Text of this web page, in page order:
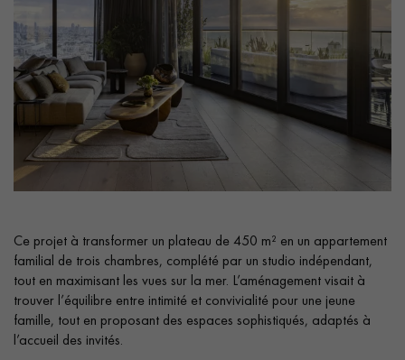
Un expert Décoplus Parquets vous appelle
Demandez un rendez-vous personnalisé
Obtenez un devis gratuit !
Ce projet à transformer un plateau de 450 m² en un appartement
familial de trois chambres, complété par un studio indépendant,
tout en maximisant les vues sur la mer. L’aménagement visait à
trouver l’équilibre entre intimité et convivialité pour une jeune
famille, tout en proposant des espaces sophistiqués, adaptés à
l’accueil des invités.